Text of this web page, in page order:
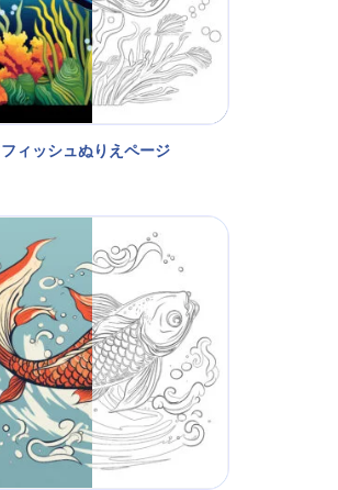
フィッシュぬりえページ